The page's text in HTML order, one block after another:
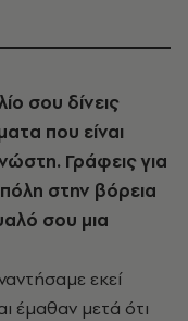
σου δίνεις
που είναι
Γράφεις για
στην βόρεια
σου μια
εκεί
έμαθαν μετά ότι